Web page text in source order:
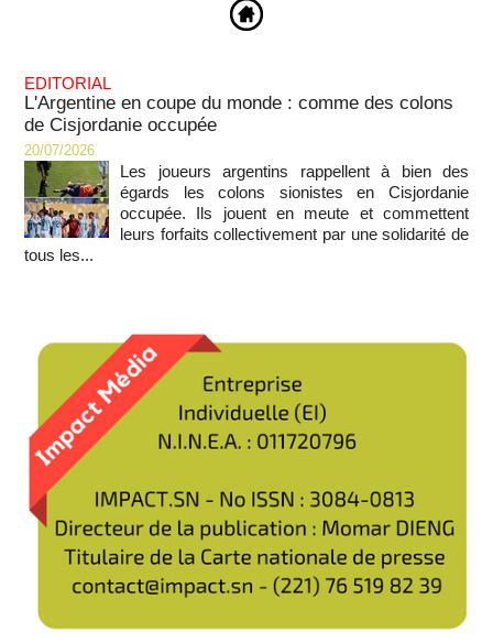
EDITORIAL
L'Argentine en coupe du monde : comme des colons
de Cisjordanie occupée
20/07/2026
Les joueurs argentins rappellent à bien des
égards les colons sionistes en Cisjordanie
occupée. Ils jouent en meute et commettent
leurs forfaits collectivement par une solidarité de
tous les...